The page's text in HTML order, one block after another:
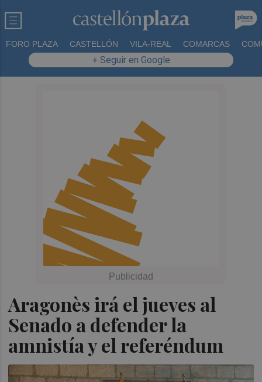
FORO PLAZA CASTELLÓN VILA-REAL COMARCAS
+ Seguir en Google
Aragonès irá el jueves al
Senado a defender la
amnistía y el referéndum